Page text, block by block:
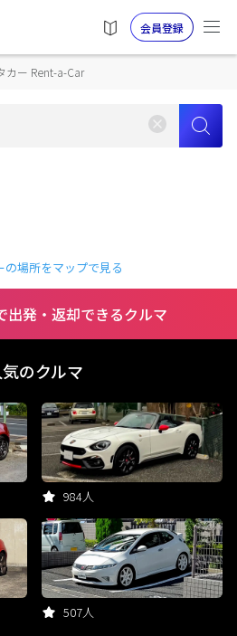
会員登録
カー Rent-a-Car
の場所をマップで見る
出発・返却できるクルマ
のクルマ
984人
507人